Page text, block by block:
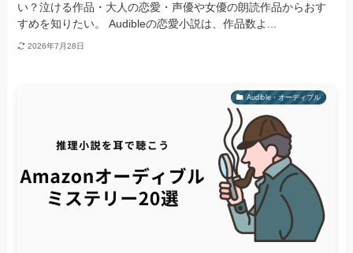
い？泣ける作品・大人の恋愛・声優や女優の朗読作品からおす
すめを知りたい。 Audibleの恋愛小説は、作品数よ...
2026年7月28日
Audible・オーディブル